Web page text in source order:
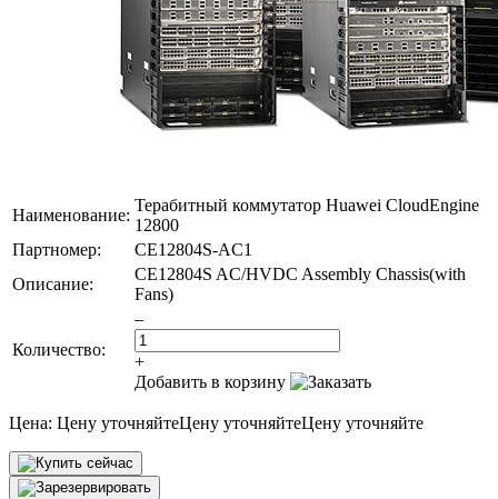
Наименование:
Терабитный коммутатор Huawei CloudEngine
12800
Партномер:
CE12804S-AC1
Описание:
CE12804S AC/HVDC Assembly Chassis(with
Fans)
Количество:
–
+
Добавить в корзину
Цена: Цену уточняйтеЦену уточняйтеЦену уточняйте